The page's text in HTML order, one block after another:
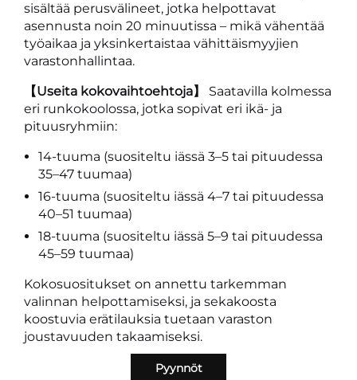
sisältää perusvälineet, jotka helpottavat
asennusta noin 20 minuutissa – mikä vähentää
työaikaa ja yksinkertaistaa vähittäismyyjien
varastonhallintaa.
【Useita kokovaihtoehtoja】 Saatavilla kolmessa
eri runkokoolossa, jotka sopivat eri ikä- ja
pituusryhmiin:
14-tuuma (suositeltu iässä 3–5 tai pituudessa
35–47 tuumaa)
16-tuuma (suositeltu iässä 4–7 tai pituudessa
40–51 tuumaa)
18-tuuma (suositeltu iässä 5–9 tai pituudessa
45–59 tuumaa)
Kokosuositukset on annettu tarkemman
valinnan helpottamiseksi, ja sekakoosta
koostuvia erätilauksia tuetaan varaston
joustavuuden takaamiseksi.
Pyynnöt